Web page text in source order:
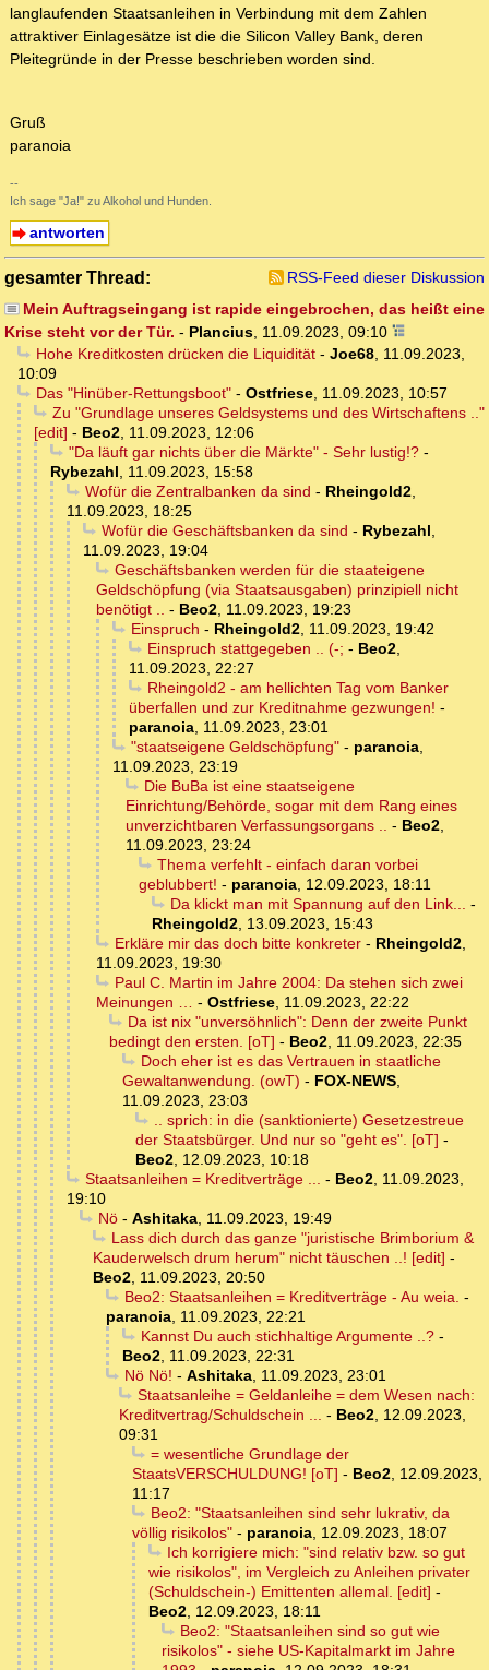
langlaufenden Staatsanleihen in Verbindung mit dem Zahlen
attraktiver Einlagesätze ist die die Silicon Valley Bank, deren
Pleitegründe in der Presse beschrieben worden sind.
Gruß
paranoia
--
Ich sage "Ja!" zu Alkohol und Hunden.
antworten
gesamter Thread:
RSS-Feed dieser Diskussion
Mein Auftragseingang ist rapide eingebrochen, das heißt eine
Krise steht vor der Tür. - Plancius, 11.09.2023, 09:10
Hohe Kreditkosten drücken die Liquidität- Joe68, 11.09.2023,
10:09
Das "Hinüber-Rettungsboot"- Ostfriese, 11.09.2023, 10:57
Zu "Grundlage unseres Geldsystems und des Wirtschaftens .."
[edit] - Beo2, 11.09.2023, 12:06
"Da läuft gar nichts über die Märkte" - Sehr lustig!?-
Rybezahl, 11.09.2023, 15:58
Wofür die Zentralbanken da sind - Rheingold2,
11.09.2023, 18:25
Wofür die Geschäftsbanken da sind - Rybezahl,
11.09.2023, 19:04
Geschäftsbanken werden für die staateigene
Geldschöpfung (via Staatsausgaben) prinzipiell nicht
benötigt .. - Beo2, 11.09.2023, 19:23
Einspruch - Rheingold2, 11.09.2023, 19:42
Einspruch stattgegeben .. (-; - Beo2,
11.09.2023, 22:27
Rheingold2 - am hellichten Tag vom Banker
überfallen und zur Kreditnahme gezwungen! -
paranoia, 11.09.2023, 23:01
"staatseigene Geldschöpfung"- paranoia,
11.09.2023, 23:19
Die BuBa ist eine staatseigene
Einrichtung/Behörde, sogar mit dem Rang eines
unverzichtbaren Verfassungsorgans .. - Beo2,
11.09.2023, 23:24
Thema verfehlt - einfach daran vorbei
geblubbert! - paranoia, 12.09.2023, 18:11
Da klickt man mit Spannung auf den Link... -
Rheingold2, 13.09.2023, 15:43
Erkläre mir das doch bitte konkreter- Rheingold2,
11.09.2023, 19:30
Paul C. Martin im Jahre 2004: Da stehen sich zwei
Meinungen … - Ostfriese, 11.09.2023, 22:22
Da ist nix "unversöhnlich": Denn der zweite Punkt
bedingt den ersten. [oT] - Beo2, 11.09.2023, 22:35
Doch eher ist es das Vertrauen in staatliche
Gewaltanwendung. (owT) - FOX-NEWS,
11.09.2023, 23:03
.. sprich: in die (sanktionierte) Gesetzestreue
der Staatsbürger. Und nur so "geht es". [oT] -
Beo2, 12.09.2023, 10:18
Staatsanleihen = Kreditverträge ... - Beo2, 11.09.2023,
19:10
Nö- Ashitaka, 11.09.2023, 19:49
Lass dich durch das ganze "juristische Brimborium &
Kauderwelsch drum herum" nicht täuschen ..! [edit] -
Beo2, 11.09.2023, 20:50
Beo2: Staatsanleihen = Kreditverträge - Au weia. -
paranoia, 11.09.2023, 22:21
Kannst Du auch stichhaltige Argumente ..?-
Beo2, 11.09.2023, 22:31
Nö Nö! - Ashitaka, 11.09.2023, 23:01
Staatsanleihe = Geldanleihe = dem Wesen nach:
Kreditvertrag/Schuldschein ... - Beo2, 12.09.2023,
09:31
= wesentliche Grundlage der
StaatsVERSCHULDUNG! [oT] - Beo2, 12.09.2023,
11:17
Beo2: "Staatsanleihen sind sehr lukrativ, da
völlig risikolos" - paranoia, 12.09.2023, 18:07
Ich korrigiere mich: "sind relativ bzw. so gut
wie risikolos", im Vergleich zu Anleihen privater
(Schuldschein-) Emittenten allemal. [edit] -
Beo2, 12.09.2023, 18:11
Beo2: "Staatsanleihen sind so gut wie
risikolos" - siehe US-Kapitalmarkt im Jahre